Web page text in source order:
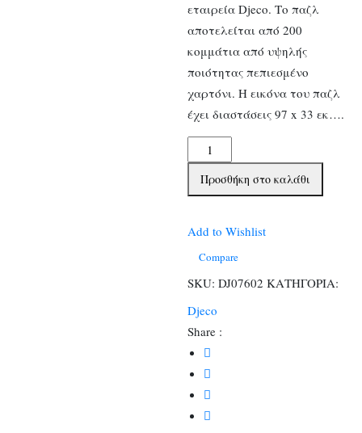
εταιρεία Djeco. Το παζλ
αποτελείται από 200
κομμάτια από υψηλής
ποιότητας πεπιεσμένο
χαρτόνι. Η εικόνα του παζλ
έχει διαστάσεις 97 x 33 εκ….
Djeco
Παζλ
200
Δέντρο
με
FSC
MIX
ποσότητα
Προσθήκη στο καλάθι
Add to Wishlist
Compare
SKU: DJ07602 ΚΑΤΗΓΟΡΙΑ:
Djeco
Share :